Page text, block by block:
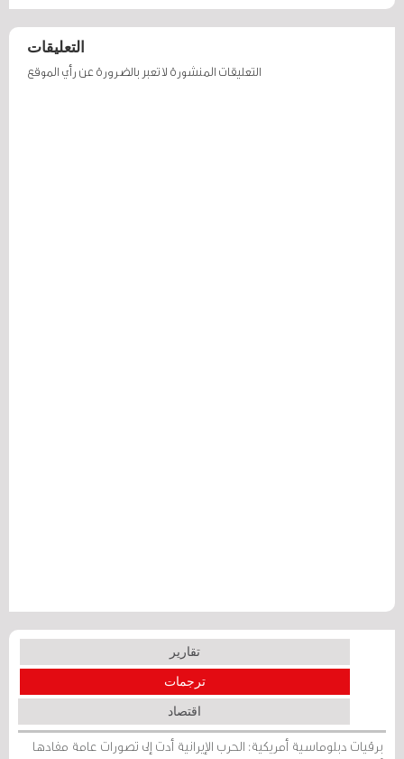
التعليقات
التعليقات المنشورة لا تعبر بالضرورة عن رأي الموقع
تقارير
ترجمات
اقتصاد
برقيات دبلوماسية أمريكية: الحرب الإيرانية أدت إلى تصورات عامة مفادها